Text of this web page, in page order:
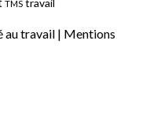
TMS
au travail | Mentions